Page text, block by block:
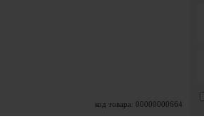
код товара: 00000000664